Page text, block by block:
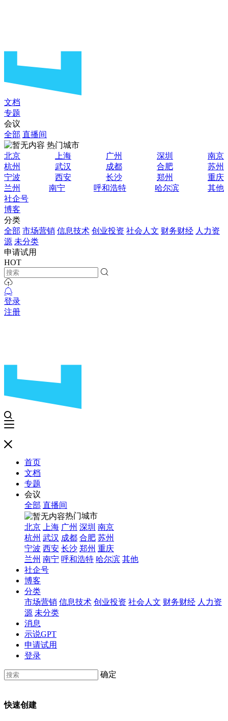
文档
专题
会议
全部 直播间
热门城市
北京
上海 广州 深圳
南京
杭州
武汉 成都 合肥
苏州
宁波
西安 长沙 郑州
重庆
兰州
南宁 呼和浩特 哈尔滨
其他
社企号
博客
分类
全部 市场营销 信息技术 创业投资 社会人文 财务财经 人力资
源 未分类
申请试用
HOT
登录
注册
首页
文档
专题
会议
全部 直播间
热门城市
北京
上海 广州 深圳 南京
杭州 武汉 成都 合肥 苏州
宁波 西安 长沙 郑州 重庆
兰州 南宁 呼和浩特 哈尔滨 其他
社企号
博客
分类
市场营销 信息技术 创业投资 社会人文 财务财经 人力资
源 未分类
消息
示说GPT
申请试用
登录
确定
快速创建